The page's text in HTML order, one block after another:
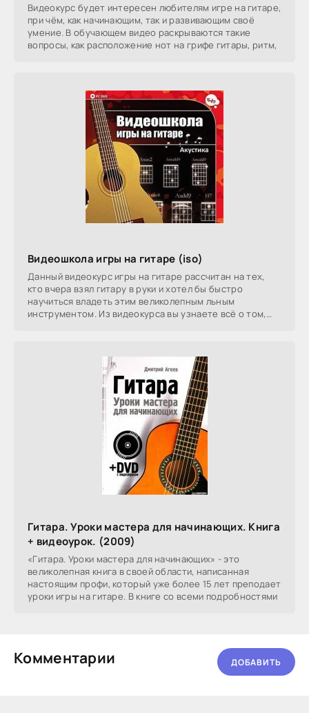
Видеокурс будет интересен любителям игре на гитаре,
при чём, как начинающим, так и развивающим своё
умение. В обучающем видео раскрываются такие
вопросы, как расположение нот на грифе гитары, ритм,
Видеошкола игры на гитаре (iso)
Данный видеокурс игры на гитаре рассчитан на тех,
кто вчера взял гитару в руки и хотел бы быстро
научиться владеть этим великолепным льным
инструментом. Из видеокурса вы узнаете всё о том,
Гитара. Уроки мастера для начинающих. Книга
+ видеоурок. (2009)
«Гитара. Уроки мастера для начинающих» - это
великолепная книга в своей области, написанная
настоящим профи, который уже более 15 лет преподает
уроки игры на гитаре. В книге со всеми подробностями
Комментарии ДОБАВИТЬ